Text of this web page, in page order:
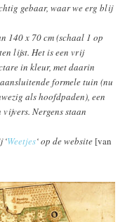
gebaar, waar we erg blij
140 x 70 cm (schaal 1 op
lijst. Het is een vrij
in kleur, met daarin
formele tuin (nu
als hoofdpaden), een
Nergens staan
‘Weetjes‘ op de website [van